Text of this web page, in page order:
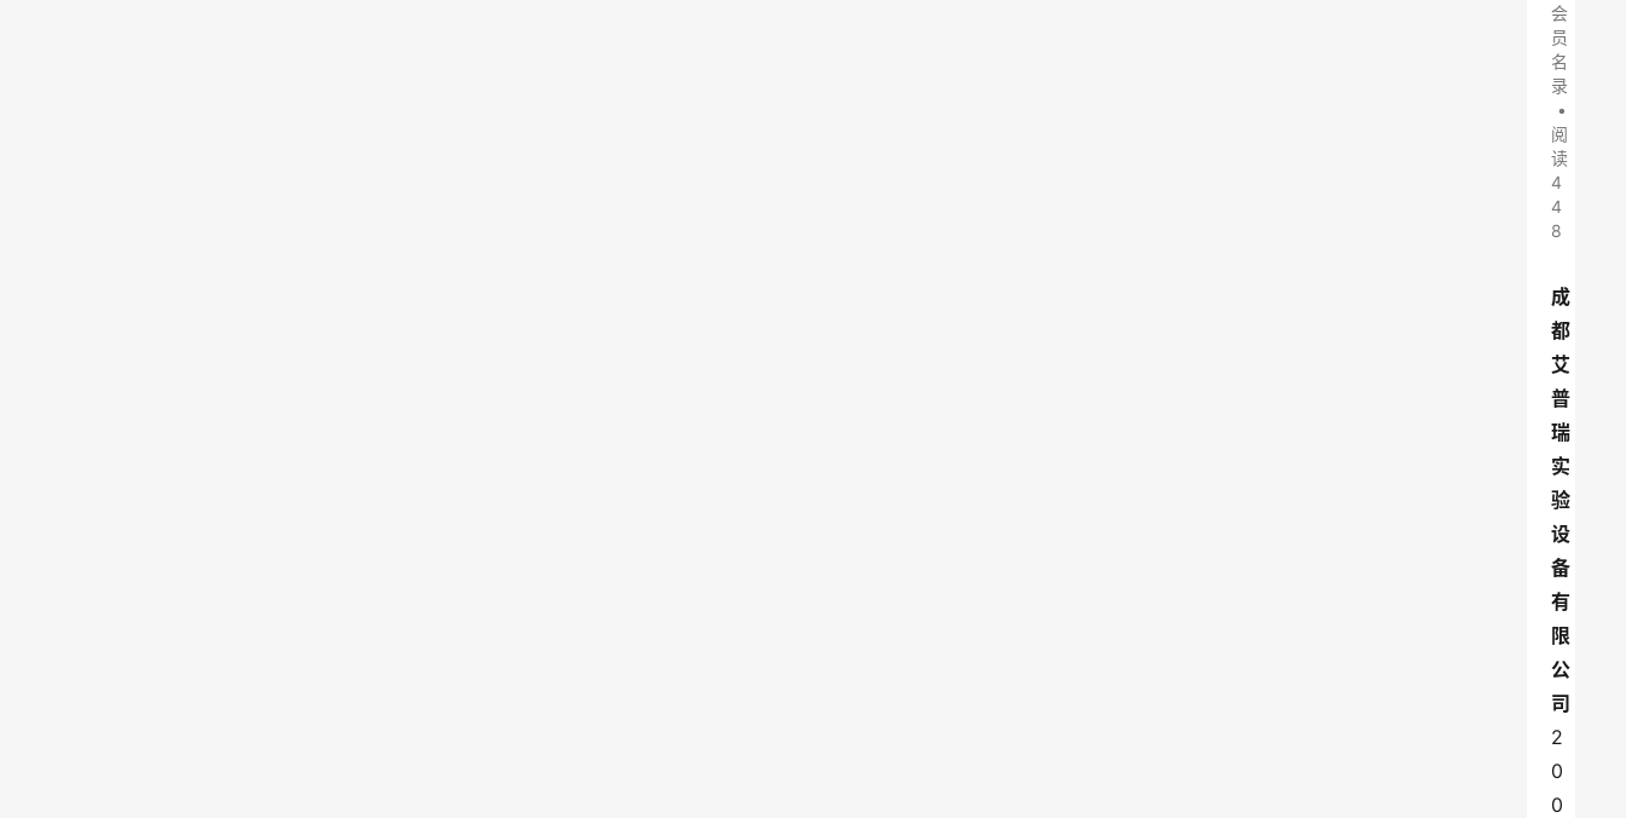
会
员
名
录
•
阅
读
4
4
8
成
都
艾
普
瑞
实
验
设
备
有
限
公
司
2
0
0